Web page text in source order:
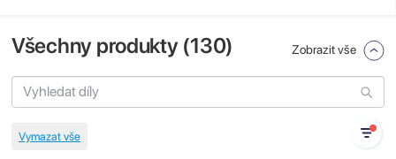
Všechny produkty (130) Zobrazit vše